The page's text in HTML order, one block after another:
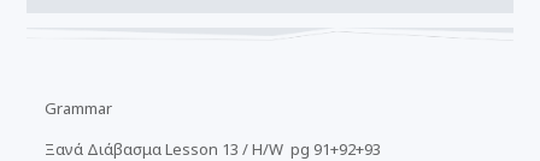
Grammar
Ξανά Διάβασμα Lesson 13 / H/W pg 91+92+93